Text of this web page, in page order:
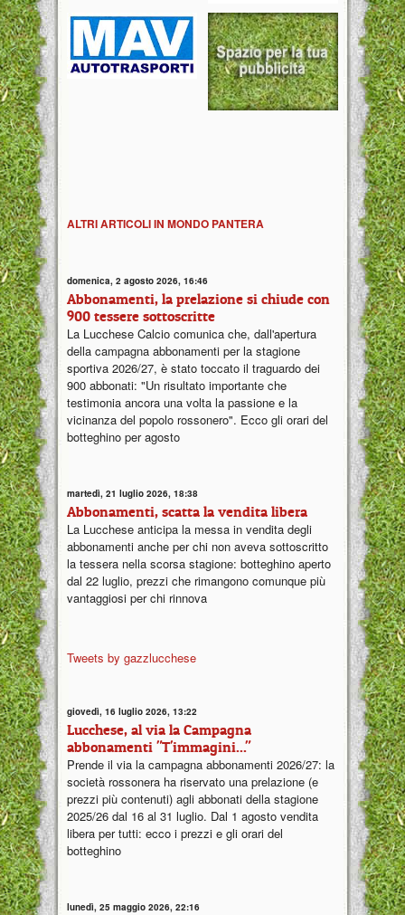
ALTRI ARTICOLI IN MONDO PANTERA
domenica, 2 agosto 2026, 16:46
Abbonamenti, la prelazione si chiude con
900 tessere sottoscritte
La Lucchese Calcio comunica che, dall'apertura
della campagna abbonamenti per la stagione
sportiva 2026/27, è stato toccato il traguardo dei
900 abbonati: "Un risultato importante che
testimonia ancora una volta la passione e la
vicinanza del popolo rossonero". Ecco gli orari del
botteghino per agosto
martedì, 21 luglio 2026, 18:38
Abbonamenti, scatta la vendita libera
La Lucchese anticipa la messa in vendita degli
abbonamenti anche per chi non aveva sottoscritto
la tessera nella scorsa stagione: botteghino aperto
dal 22 luglio, prezzi che rimangono comunque più
vantaggiosi per chi rinnova
Tweets by gazzlucchese
giovedì, 16 luglio 2026, 13:22
Lucchese, al via la Campagna
abbonamenti "T'immagini..."
Prende il via la campagna abbonamenti 2026/27: la
società rossonera ha riservato una prelazione (e
prezzi più contenuti) agli abbonati della stagione
2025/26 dal 16 al 31 luglio. Dal 1 agosto vendita
libera per tutti: ecco i prezzi e gli orari del
botteghino
lunedì, 25 maggio 2026, 22:16